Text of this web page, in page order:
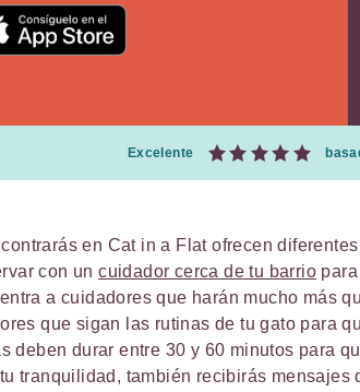
Excelente
en Cat in a Flat ofrecen diferentes
con uncuidador cerca de tu barrio
a cuidadores que harán mucho más
que sigan las rutinas de tu gato para
deben durar entre 30 y 60 minutos para
tranquilidad, también recibirás